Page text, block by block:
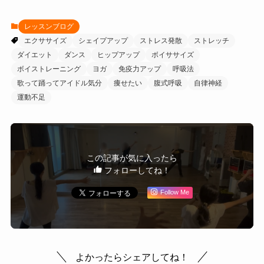
レッスンブログ
エクササイズ
シェイプアップ ストレス発散
ストレッチ
ダイエット
ダンス ヒップアップ
ボイササイズ
ボイストレーニング
ヨガ 免疫力アップ
呼吸法
歌って踊ってアイドル気分
痩せたい 腹式呼吸
自律神経
運動不足
この記事が気に入ったら
フォローしてね！
Follow Me
よかったらシェアしてね！